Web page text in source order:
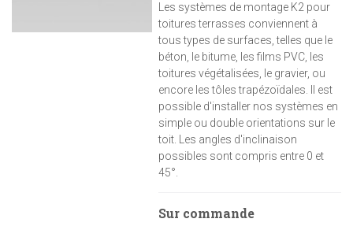
Les systèmes de montage K2 pour
toitures terrasses conviennent à
tous types de surfaces, telles que le
béton, le bitume, les films PVC, les
toitures végétalisées, le gravier, ou
encore les tôles trapézoïdales. Il est
possible d'installer nos systèmes en
simple ou double orientations sur le
toit. Les angles d'inclinaison
possibles sont compris entre 0 et
45°.
Sur commande